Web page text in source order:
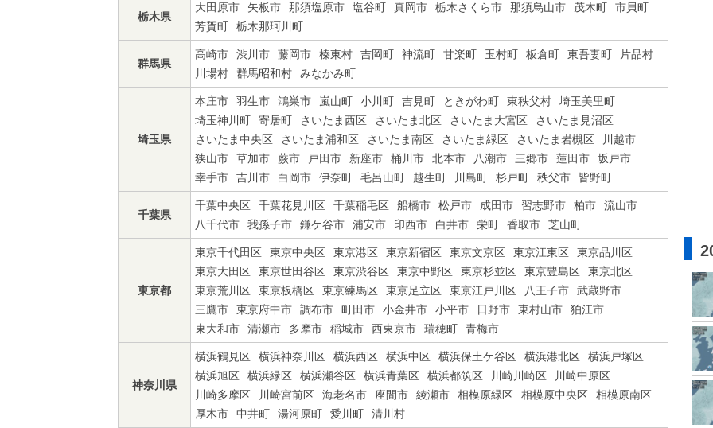
栃木県
大田原市 矢板市 那須塩原市 塩谷町 真岡市 栃木さくら市 那須烏山市 茂木町
市貝町
芳賀町
栃木那珂川町
群馬県
高崎市 渋川市 藤岡市 榛東村 吉岡町 神流町 甘楽町 玉村町 板倉町 東吾妻町
片品村
川場村
群馬昭和村 みなかみ町
埼玉県
本庄市 羽生市 鴻巣市 嵐山町 小川町 吉見町 ときがわ町 東秩父村
埼玉美里町
埼玉神川町
寄居町 さいたま西区 さいたま北区 さいたま大宮区
さいたま見沼区
さいたま中央区
さいたま浦和区 さいたま南区 さいたま緑区 さいたま岩槻区
川越市
狭山市
草加市 蕨市 戸田市 新座市 桶川市 北本市 八潮市 三郷市 蓮田市
坂戸市
幸手市
吉川市 白岡市 伊奈町 毛呂山町 越生町 川島町 杉戸町 秩父市 皆野町
千葉県
千葉中央区 千葉花見川区 千葉稲毛区 船橋市 松戸市 成田市 習志野市 柏市
流山市
八千代市
我孫子市 鎌ケ谷市 浦安市 印西市 白井市 栄町 香取市 芝山町
東京都
東京千代田区 東京中央区 東京港区 東京新宿区 東京文京区 東京江東区
東京品川区
東京大田区
東京世田谷区 東京渋谷区 東京中野区 東京杉並区 東京豊島区
東京北区
東京荒川区
東京板橋区 東京練馬区 東京足立区 東京江戸川区 八王子市
武蔵野市
三鷹市
東京府中市 調布市 町田市 小金井市 小平市 日野市 東村山市
狛江市
東大和市
清瀬市 多摩市 稲城市 西東京市 瑞穂町 青梅市
神奈川県
横浜鶴見区 横浜神奈川区 横浜西区 横浜中区 横浜保土ケ谷区 横浜港北区
横浜戸塚区
横浜旭区
横浜緑区 横浜瀬谷区 横浜青葉区 横浜都筑区 川崎川崎区
川崎中原区
川崎多摩区
川崎宮前区 海老名市 座間市 綾瀬市 相模原緑区 相模原中央区
相模原南区
厚木市
中井町 湯河原町 愛川町 清川村